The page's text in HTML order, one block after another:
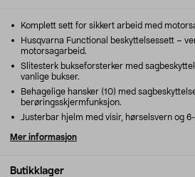
Butikklager
Komplett sett for sikkert arbeid med
Husqvarna Functional beskyttelsessett –
motorsagarbeid.
Slitesterk bukseforsterker med
vanlige bukser.
Behagelige hansker (10) med
berøringsskjermfunksjon.
Justerbar hjelm med visir, hørselsvern og
Mer informasjon